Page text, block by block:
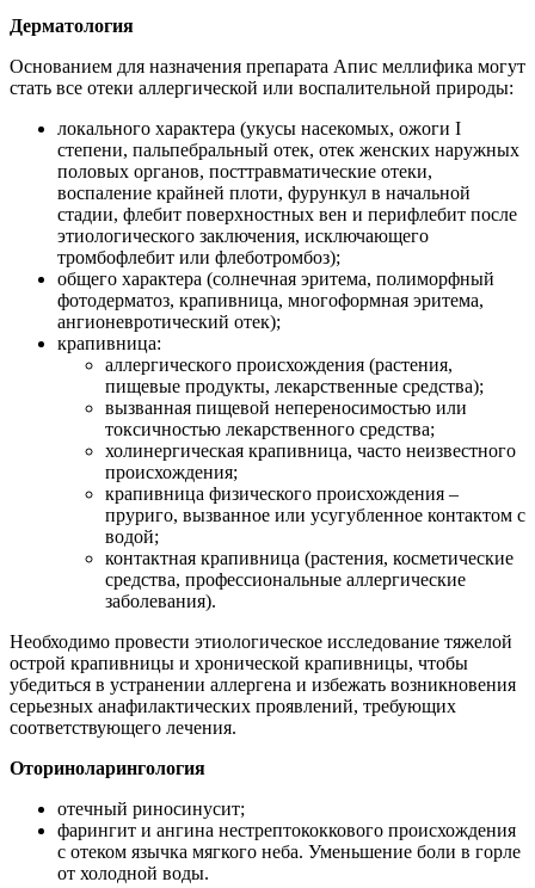
Дерматология
Основанием для назначения препарата Апис меллифика могут
стать все отеки аллергической или воспалительной природы:
локального характера (укусы насекомых, ожоги I
степени, пальпебральный отек, отек женских наружных
половых органов, посттравматические отеки,
воспаление крайней плоти, фурункул в начальной
стадии, флебит поверхностных вен и перифлебит после
этиологического заключения, исключающего
тромбофлебит или флеботромбоз);
общего характера (солнечная эритема, полиморфный
фотодерматоз, крапивница, многоформная эритема,
ангионевротический отек);
крапивница:
аллергического происхождения (растения,
пищевые продукты, лекарственные средства);
вызванная пищевой непереносимостью или
токсичностью лекарственного средства;
холинергическая крапивница, часто неизвестного
происхождения;
крапивница физического происхождения –
пруриго, вызванное или усугубленное контактом с
водой;
контактная крапивница (растения, косметические
средства, профессиональные аллергические
заболевания).
Необходимо провести этиологическое исследование тяжелой
острой крапивницы и хронической крапивницы, чтобы
убедиться в устранении аллергена и избежать возникновения
серьезных анафилактических проявлений, требующих
соответствующего лечения.
Оториноларингология
отечный риносинусит;
фарингит и ангина нестрептококкового происхождения
с отеком язычка мягкого неба. Уменьшение боли в горле
от холодной воды.